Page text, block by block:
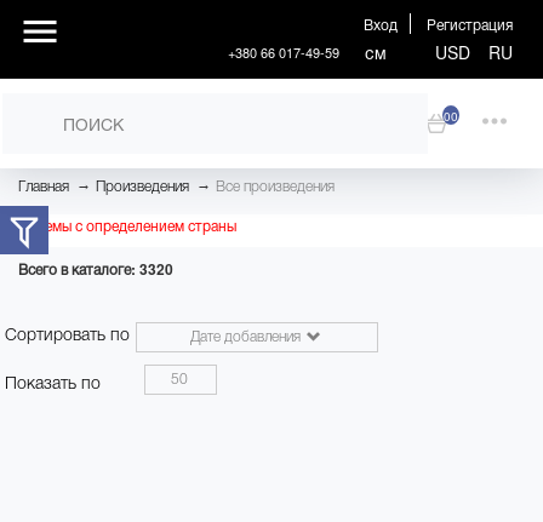
Вход Регистрация
+380 66 017-49-59 см USD RU
00
Главная → Произведения → Все произведения
Проблемы с определением страны
Всего в каталоге: 3320
Сортировать по Дате добавления
Показать по 50